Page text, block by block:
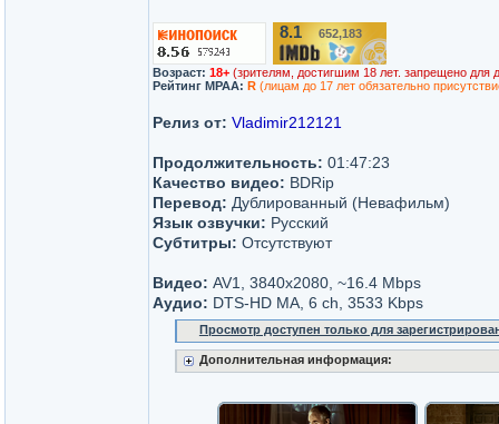
8.1 652,183
Возраст: 18+ (зрителям, достигшим 18 лет. запрещено для
Рейтинг MPAA: R (лицам до 17 лет обязательно
Релиз от: Vladimir212121
Продолжительность: 01:47:23
Качество видео: BDRip
Перевод: Дублированный (Невафильм)
Язык озвучки: Русский
Субтитры: Отсутствуют
Видео: AV1, 3840x2080, ~16.4 Mbps
Аудио: DTS-HD MA, 6 ch, 3533 Kbps
Просмотр доступен только для
Дополнительная информация: